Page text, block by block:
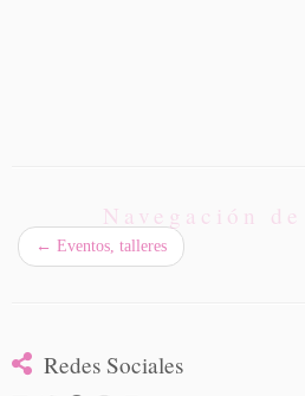
Navegación
← Eventos, talleres
Redes Sociales